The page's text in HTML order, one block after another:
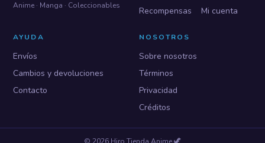
Anime · Manga · Coleccionables
Recompensas
Mi cuenta
AYUDA
Envíos
Cambios y devoluciones
Contacto
NOSOTROS
Sobre nosotros
Términos
Privacidad
Créditos